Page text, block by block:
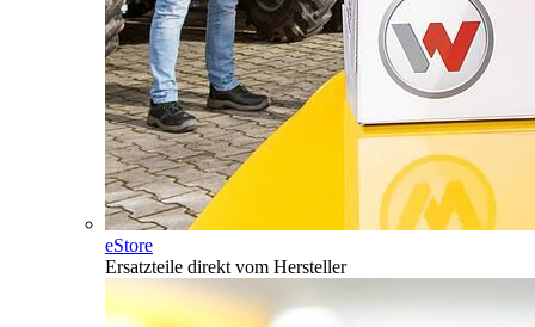
eStore
Ersatzteile direkt vom Hersteller